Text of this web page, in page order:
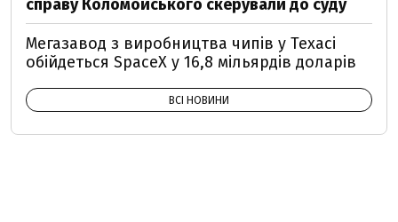
справу Коломойського скерували до суду
Мегазавод з виробництва чипів у Техасі
обійдеться SpaceX у 16,8 мільярдів доларів
ВСІ НОВИНИ